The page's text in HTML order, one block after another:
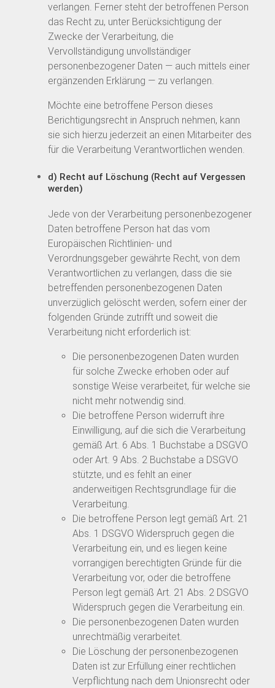
verlangen. Ferner steht der betroffenen Person
das Recht zu, unter Berücksichtigung der
Zwecke der Verarbeitung, die
Vervollständigung unvollständiger
personenbezogener Daten — auch mittels einer
ergänzenden Erklärung — zu verlangen.
Möchte eine betroffene Person dieses
Berichtigungsrecht in Anspruch nehmen, kann
sie sich hierzu jederzeit an einen Mitarbeiter des
für die Verarbeitung Verantwortlichen wenden.
d) Recht auf Löschung (Recht auf Vergessen
werden)
Jede von der Verarbeitung personenbezogener
Daten betroffene Person hat das vom
Europäischen Richtlinien- und
Verordnungsgeber gewährte Recht, von dem
Verantwortlichen zu verlangen, dass die sie
betreffenden personenbezogenen Daten
unverzüglich gelöscht werden, sofern einer der
folgenden Gründe zutrifft und soweit die
Verarbeitung nicht erforderlich ist:
Die personenbezogenen Daten wurden
für solche Zwecke erhoben oder auf
sonstige Weise verarbeitet, für welche sie
nicht mehr notwendig sind.
Die betroffene Person widerruft ihre
Einwilligung, auf die sich die Verarbeitung
gemäß Art. 6 Abs. 1 Buchstabe a DSGVO
oder Art. 9 Abs. 2 Buchstabe a DSGVO
stützte, und es fehlt an einer
anderweitigen Rechtsgrundlage für die
Verarbeitung.
Die betroffene Person legt gemäß Art. 21
Abs. 1 DSGVO Widerspruch gegen die
Verarbeitung ein, und es liegen keine
vorrangigen berechtigten Gründe für die
Verarbeitung vor, oder die betroffene
Person legt gemäß Art. 21 Abs. 2 DSGVO
Widerspruch gegen die Verarbeitung ein.
Die personenbezogenen Daten wurden
unrechtmäßig verarbeitet.
Die Löschung der personenbezogenen
Daten ist zur Erfüllung einer rechtlichen
Verpflichtung nach dem Unionsrecht oder